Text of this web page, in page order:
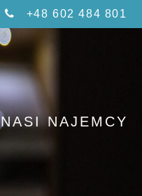
+48 602 484 801
NASI NAJEMCY